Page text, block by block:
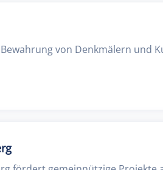
von Denkmälern und